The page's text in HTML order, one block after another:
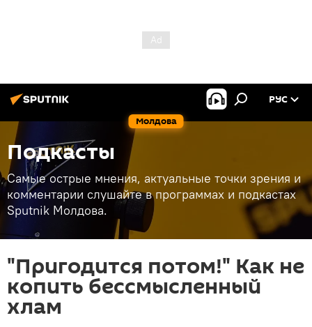
Молдова
РУС
Подкасты
Самые острые мнения, актуальные точки зрения и
комментарии слушайте в программах и подкастах
Sputnik Молдова.
"Пригодится потом!" Как не
копить бессмысленный
хлам